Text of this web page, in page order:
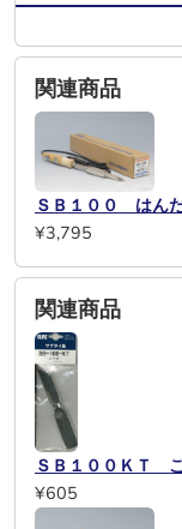
関連商品
ＳＢ１００ はん
¥3,795
関連商品
ＳＢ１００ＫＴ
¥605